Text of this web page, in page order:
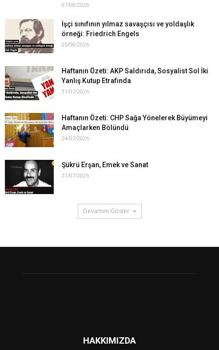
07/08/2026
İşçi sınıfının yılmaz savaşçısı ve yoldaşlık
örneği: Friedrich Engels
05/08/2026
Haftanın Özeti: AKP Saldırıda, Sosyalist Sol İki
Yanlış Kutup Etrafında
31/07/2026
Haftanın Özeti: CHP Sağa Yönelerek Büyümeyi
Amaçlarken Bölündü
24/07/2026
Şükrü Erşan, Emek ve Sanat
21/07/2026
Devamını Göster
HAKKIMIZDA